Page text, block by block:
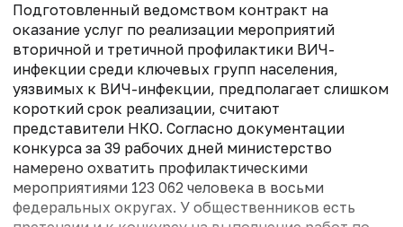
Подготовленный ведомством контракт на
оказание услуг по реализации мероприятий
вторичной и третичной профилактики ВИЧ-
инфекции среди ключевых групп населения,
уязвимых к ВИЧ-инфекции, предполагает слишком
короткий срок реализации, считают
представители НКО. Согласно документации
конкурса за 39 рабочих дней министерство
намерено охватить профилактическими
мероприятиями 123 062 человека в восьми
федеральных округах. У общественников есть